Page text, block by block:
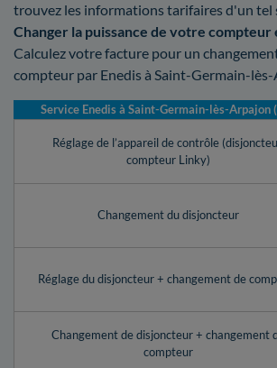
trouvez les informations tarifaires d'un tel
Changer la puissance de votre
Calculez votre facture pour un
compteur par Enedis à Saint-Germain-
Service Enedis à Saint-Germain-lès-Arpajon
Réglage de l’appareil de contrôle
compteur Linky)
Changement du disjoncteur
Réglage du disjoncteur + changement de
Changement de disjoncteur + changement
compteur